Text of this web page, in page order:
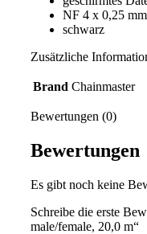
NF 4 x 0,25
schwarz
Zusätzliche
Brand Chainmaster
Bewertungen (0)
Bewertungen
Es gibt noch keine
Schreibe die erste
male/female, 20,0 m“